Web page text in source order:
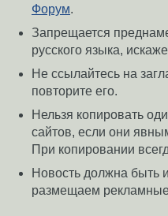
Форум.
Запрещается
русского языка,
Не ссылайтесь на
повторите его.
Нельзя копировать
сайтов, если они
При копировании
Новость должна
размещаем